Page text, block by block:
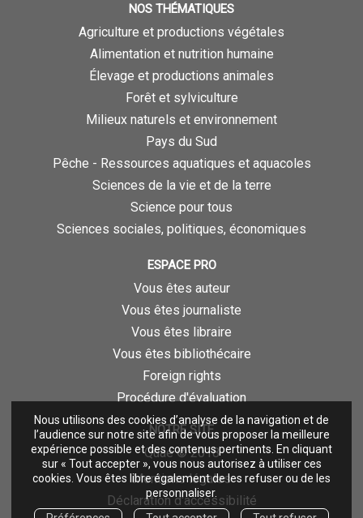
Nous utilisons des cookies d’analyse de la navigation et de
l’audience sur notre site afin de vous proposer la meilleure
expérience possible et des contenus pertinents. En cliquant
sur « Tout accepter », vous nous autorisez à utiliser ces
cookies. Vous êtes libre également de les refuser ou de les
personnaliser.
NOS THÉMATIQUES
Agriculture et productions végétales
Alimentation et nutrition humaine
Élevage et productions animales
Forêt et sylviculture
Milieux naturels et environnement
Pays du Sud
Pêche - Ressources aquatiques et aquacoles
Sciences de la vie et de la terre
Science pour tous
Sciences sociales, politiques, économiques
ESPACE PRO
Vous êtes auteur
Vous êtes journaliste
Vous êtes libraire
Vous êtes bibliothécaire
Foreign rights
Procédure d'évaluation
NOTRE SITE
Quae © 2018
Mentions légales
Déclaration d'accessibilité